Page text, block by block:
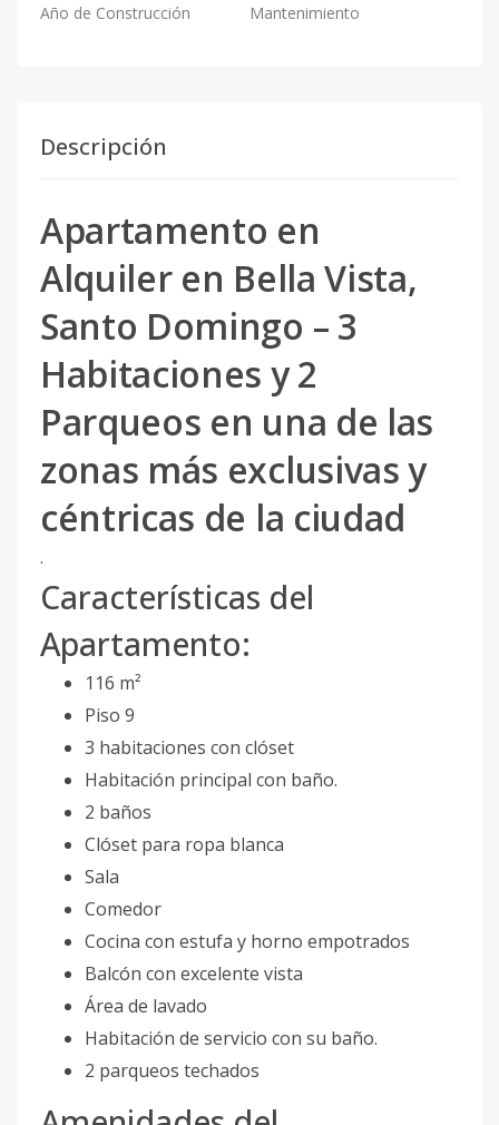
Año de Construcción Mantenimiento
Descripción
Apartamento en
Alquiler en Bella Vista,
Santo Domingo – 3
Habitaciones y 2
Parqueos en una de las
zonas más exclusivas y
céntricas de la ciudad
.
Características del
Apartamento:
116 m²
Piso 9
3 habitaciones con clóset
Habitación principal con baño.
2 baños
Clóset para ropa blanca
Sala
Comedor
Cocina con estufa y horno empotrados
Balcón con excelente vista
Área de lavado
Habitación de servicio con su baño.
2 parqueos techados